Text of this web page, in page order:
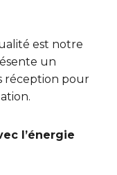
est notre
un
réception pour
l’énergie